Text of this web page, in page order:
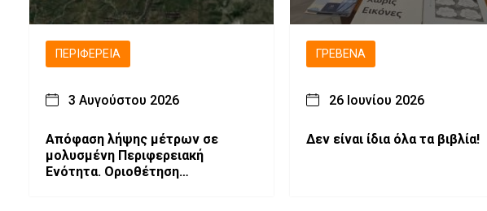
ΠΕΡΙΦΈΡΕΙΑ
3 Αυγούστου 2026
Απόφαση λήψης μέτρων σε
μολυσμένη Περιφερειακή
Ενότητα. Οριοθέτηση
ΓΡΕΒΕΝΆ
26 Ιουνίου 2026
Δεν είναι ίδια όλα τα βιβλία!